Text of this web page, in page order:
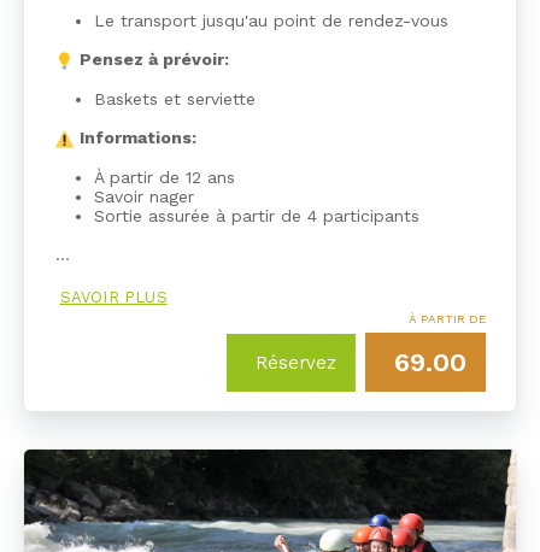
Le transport jusqu'au point de rendez-vous
Pensez à prévoir:
Baskets et serviette
Informations:
À partir de 12 ans
Savoir nager
Sortie assurée à partir de 4 participants
…
SAVOIR PLUS
Réservez
À PARTIR DE
69.00